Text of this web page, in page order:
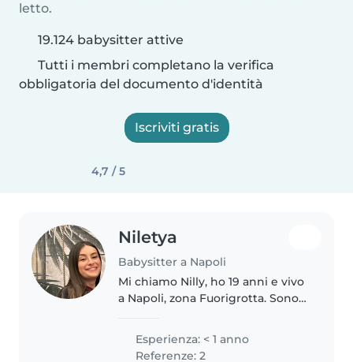
letto.
19.124 babysitter attive
Tutti i membri completano la verifica
obbligatoria del documento d'identità
Iscriviti gratis
4,7 / 5
Niletya
Babysitter a Napoli
Mi chiamo Nilly, ho 19 anni e vivo
a Napoli, zona Fuorigrotta. Sono
responsabile. Ho esperienza con
i bambini grazie alla cura dei miei
Esperienza: < 1 anno
Referenze: 2